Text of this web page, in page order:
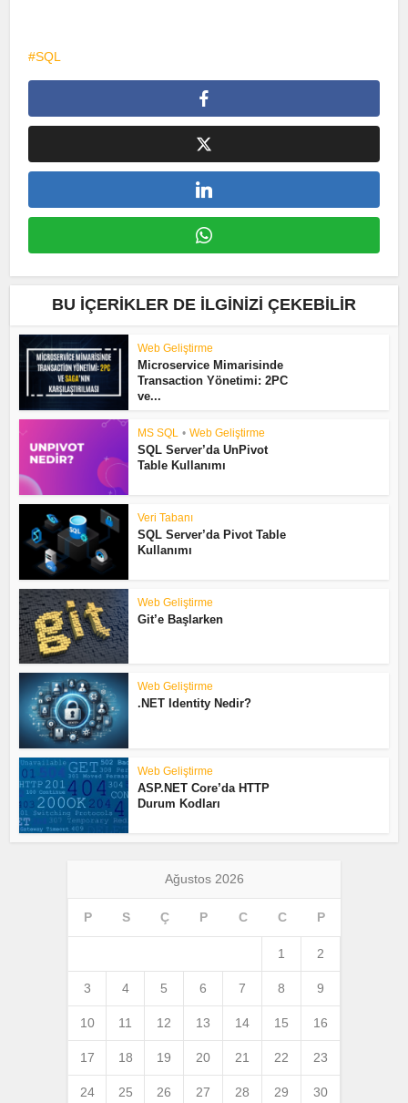
SQL
BU İÇERIKLER DE İLGINIZI ÇEKEBILIR
Web Geliştirme
Microservice Mimarisinde
Transaction Yönetimi: 2PC
ve...
MS SQL • Web Geliştirme
SQL Server’da UnPivot
Table Kullanımı
Veri Tabanı
SQL Server’da Pivot Table
Kullanımı
Web Geliştirme
Git’e Başlarken
Web Geliştirme
.NET Identity Nedir?
Web Geliştirme
ASP.NET Core’da HTTP
Durum Kodları
Ağustos 2026
P S Ç P C C P
1 2
3 4 5 6 7 8 9
10 11 12 13 14 15 16
17 18 19 20 21 22 23
24 25 26 27 28 29 30